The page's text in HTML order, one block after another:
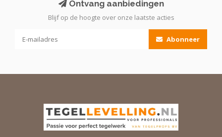
Ontvang aanbiedingen
Blijf op de hoogte over onze laatste acties
Abonneer